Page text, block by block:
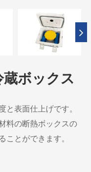
ボックス
と表面仕上げです。
料の断熱ボックスの
ことができます。